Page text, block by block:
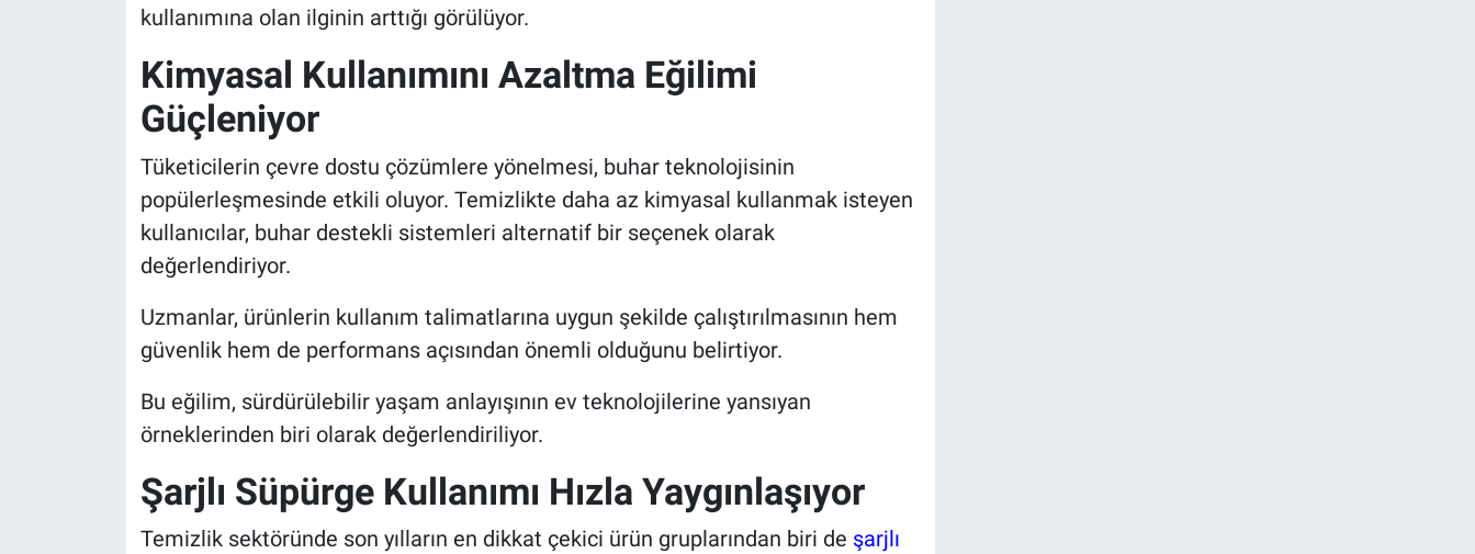
kullanımına olan ilginin arttığı görülüyor.
Kimyasal Kullanımını Azaltma Eğilimi
Güçleniyor
Tüketicilerin çevre dostu çözümlere yönelmesi, buhar teknolojisinin
popülerleşmesinde etkili oluyor. Temizlikte daha az kimyasal kullanmak isteyen
kullanıcılar, buhar destekli sistemleri alternatif bir seçenek olarak
değerlendiriyor.
Uzmanlar, ürünlerin kullanım talimatlarına uygun şekilde çalıştırılmasının hem
güvenlik hem de performans açısından önemli olduğunu belirtiyor.
Bu eğilim, sürdürülebilir yaşam anlayışının ev teknolojilerine yansıyan
örneklerinden biri olarak değerlendiriliyor.
Şarjlı Süpürge Kullanımı Hızla Yaygınlaşıyor
Temizlik sektöründe son yılların en dikkat çekici ürün gruplarından biri de şarjlı